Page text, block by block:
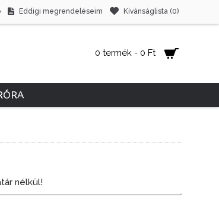
Eddigi megrendeléseim Kívánságlista (0)
0 termék - 0 Ft
nélkül!